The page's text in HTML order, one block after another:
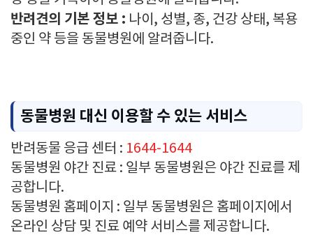
반려견의 기본 정보 : 나이, 성별, 종, 건강 상태, 복용
중인 약 등을 동물병원에 알려줍니다.
동물병원 대신 이용할 수 있는 서비스
반려동물 응급 센터 : 1644-1644
동물병원 야간 진료 : 일부 동물병원은 야간 진료를 제
공합니다.
동물병원 홈페이지 : 일부 동물병원은 홈페이지에서
온라인 상담 및 진료 예약 서비스를 제공합니다.